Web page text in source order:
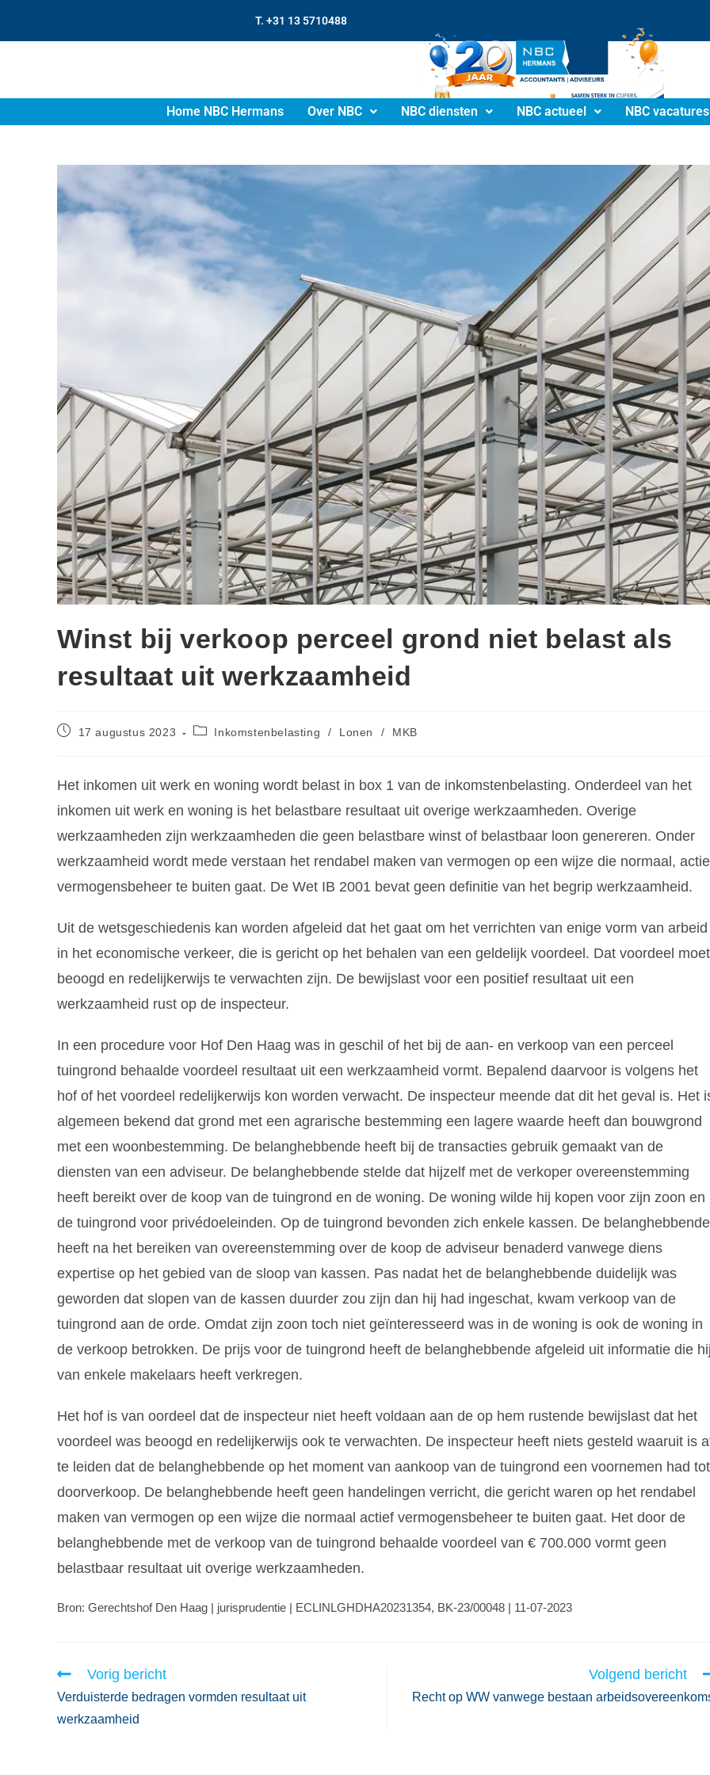
T. +31 13 5710488
Home NBC Hermans Over NBC NBC diensten NBC actueel NBC vacatures
Winst bij verkoop perceel grond niet belast als
resultaat uit werkzaamheid
17 augustus 2023 Inkomstenbelasting / Lonen / MKB
Het inkomen uit werk en woning wordt belast in box 1 van de inkomstenbelasting. Onderdeel van het
inkomen uit werk en woning is het belastbare resultaat uit overige werkzaamheden. Overige
werkzaamheden zijn werkzaamheden die geen belastbare winst of belastbaar loon genereren. Onder
werkzaamheid wordt mede verstaan het rendabel maken van vermogen op een wijze die normaal,
vermogensbeheer te buiten gaat. De Wet IB 2001 bevat geen definitie van het begrip werkzaamheid.
Uit de wetsgeschiedenis kan worden afgeleid dat het gaat om het verrichten van enige vorm van arbeid
in het economische verkeer, die is gericht op het behalen van een geldelijk voordeel. Dat voordeel moet
beoogd en redelijkerwijs te verwachten zijn. De bewijslast voor een positief resultaat uit een
werkzaamheid rust op de inspecteur.
In een procedure voor Hof Den Haag was in geschil of het bij de aan- en verkoop van een perceel
tuingrond behaalde voordeel resultaat uit een werkzaamheid vormt. Bepalend daarvoor is volgens het
hof of het voordeel redelijkerwijs kon worden verwacht. De inspecteur meende dat dit het geval is. Het
algemeen bekend dat grond met een agrarische bestemming een lagere waarde heeft dan bouwgrond
met een woonbestemming. De belanghebbende heeft bij de transacties gebruik gemaakt van de
diensten van een adviseur. De belanghebbende stelde dat hijzelf met de verkoper overeenstemming
heeft bereikt over de koop van de tuingrond en de woning. De woning wilde hij kopen voor zijn zoon en
de tuingrond voor privédoeleinden. Op de tuingrond bevonden zich enkele kassen. De belanghebbende
heeft na het bereiken van overeenstemming over de koop de adviseur benaderd vanwege diens
expertise op het gebied van de sloop van kassen. Pas nadat het de belanghebbende duidelijk was
geworden dat slopen van de kassen duurder zou zijn dan hij had ingeschat, kwam verkoop van de
tuingrond aan de orde. Omdat zijn zoon toch niet geïnteresseerd was in de woning is ook de woning in
de verkoop betrokken. De prijs voor de tuingrond heeft de belanghebbende afgeleid uit informatie die
van enkele makelaars heeft verkregen.
Het hof is van oordeel dat de inspecteur niet heeft voldaan aan de op hem rustende bewijslast dat het
voordeel was beoogd en redelijkerwijs ook te verwachten. De inspecteur heeft niets gesteld waaruit is
te leiden dat de belanghebbende op het moment van aankoop van de tuingrond een voornemen had tot
doorverkoop. De belanghebbende heeft geen handelingen verricht, die gericht waren op het rendabel
maken van vermogen op een wijze die normaal actief vermogensbeheer te buiten gaat. Het door de
belanghebbende met de verkoop van de tuingrond behaalde voordeel van € 700.000 vormt geen
belastbaar resultaat uit overige werkzaamheden.
Bron: Gerechtshof Den Haag | jurisprudentie | ECLINLGHDHA20231354, BK-23/00048 | 11-07-2023
Vorig bericht
Verduisterde bedragen vormden resultaat uit
werkzaamheid
Volgend bericht
Recht op WW vanwege bestaan